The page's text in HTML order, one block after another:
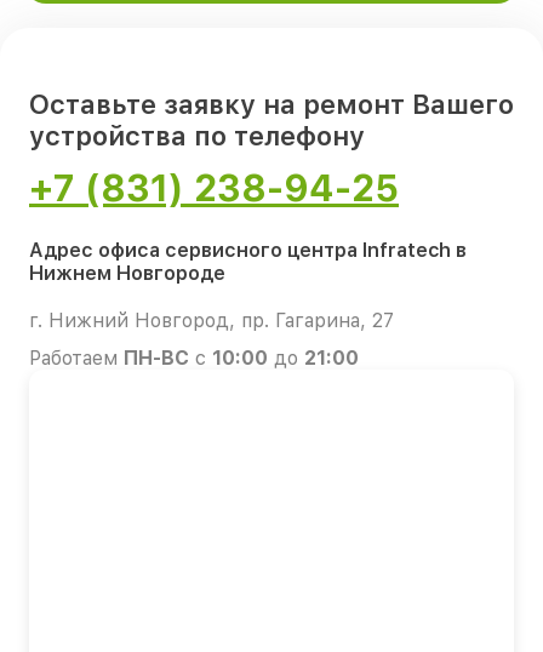
Оставьте заявку на ремонт Вашего
устройства по телефону
+7 (831) 238-94-25
Адрес офиса сервисного центра Infratech в
Нижнем Новгороде
г. Нижний Новгород, пр. Гагарина, 27
Работаем ПН-ВС с 10:00 до 21:00